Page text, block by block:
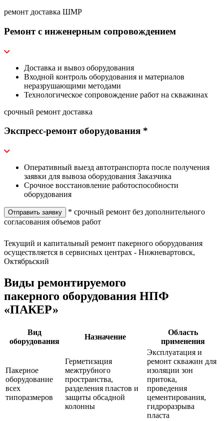
ремонт доставка ШМР
Ремонт с инженерным сопровождением
Доставка и вывоз оборудования
Входной контроль оборудования и материалов
неразрушающими методами
Технологическое сопровождение работ на скважинах
срочный ремонт доставка
Экспресс-ремонт оборудования *
Оперативный выезд автотранспорта после получения
заявки для вывоза оборудования Заказчика
Срочное восстановление работоспособности
оборудования
Отправить заявку
* срочный ремонт без дополнительного
согласования объемов работ
Текущий и капитальный ремонт пакерного оборудования
осуществляется в сервисных центрах - Нижневартовск,
Октябрьский
Виды ремонтируемого
пакерного оборудования НПФ
«ПАКЕР»
Вид
оборудования
Назначение
Область
применения
Пакерное
оборудование
всех
типоразмеров
Герметизация
межтрубного
пространства,
разделения пластов и
защиты обсадной
колонны
Эксплуатация и
ремонт скважин для
изоляции зон
притока,
проведения
цементирования,
гидроразрыва
пласта